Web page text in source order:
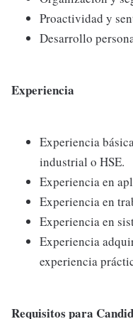
Proactividad y
Desarrollo
Experiencia
Experiencia
industrial o HSE.
Experiencia en
Experiencia en
Experiencia en
Experiencia
experiencia
Requisitos para